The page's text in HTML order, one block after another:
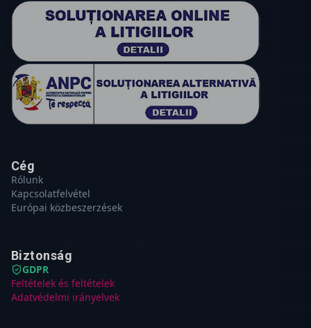
Cég
Rólunk
Kapcsolatfelvétel
Európai közbeszerzések
Biztonság
GDPR
Feltételek és feltételek
Adatvédelmi irányelvek